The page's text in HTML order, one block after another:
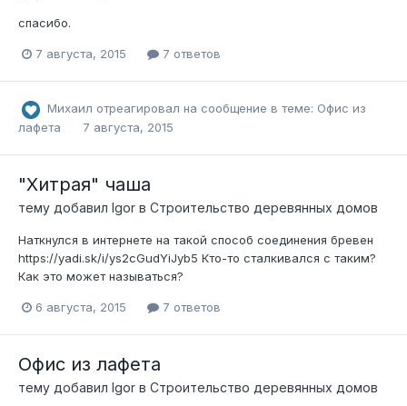
спасибо.
7 августа, 2015 7 ответов
Михаил отреагировал на сообщение в теме: Офис из
лафета
7 августа, 2015
"Хитрая" чаша
тему добавил Igor в Строительство деревянных домов
Наткнулся в интернете на такой способ соединения бревен
https://yadi.sk/i/ys2cGudYiJyb5 Кто-то сталкивался с таким?
Как это может называться?
6 августа, 2015 7 ответов
Офис из лафета
тему добавил Igor в Строительство деревянных домов